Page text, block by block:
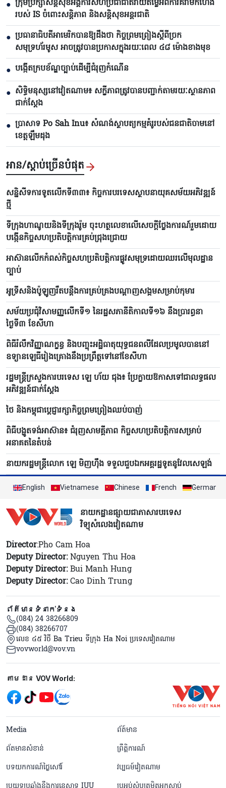
● ក្រុមប្រឹក្សាសន្តិសុខអង្គការសហប្រជាជាតិវាយតម្លៃអំពីការគំរាមកំហែង
របស់ IS ចំពោះសន្តិភាព និងសន្តិសុខអន្តរជាតិ
● ប្រធានាធិបតីអាមេរិកបាន​ឱ្យដឹងថា កិច្ចព្រមព្រៀងស្តីពីច្រក
សមុទ្រហ័រមូស អាចត្រូវបានប្រកាសក្នុងរយៈពេល ៤៨ ម៉ោងខាងមុខ
● បង្កើតក្របខ័ណ្ឌច្បាប់ដើម្បីជំរុញកំណើន
● សិទ្ធិមនុស្សនៅវៀតណាម៖ សក្ខីភាពត្រូវបានបញ្ជាក់តាមរយៈស្ថានភាព
ជាក់ស្តែង
● ប្រាសាទ Po Sah Inu៖ សំណង់ស្ថាបត្យកម្មគំរូរបស់ជនជាតិចាមនៅ
ខេត្តឡឹមដុង
អាន/ស្តាប់ច្រើនបំផុត
សន្និសីទការទូតលើកទី៣៣៖ កិច្ចការបរទេសស្ថាបនាយុគសម័យអភិវឌ្ឍន៍
ថ្មី
ទីក្រុងហាណូយនិងទីក្រុងរ៉ូម ចុះហត្ថលេខាលើសេចក្តីថ្លែងការណ៍រួមដោយ
បង្កើនកិច្ចសហប្រតិបត្តិការគ្រប់ជ្រុងជ្រោយ
អាស៊ានលើកកំពស់កិច្ចសហប្រតិបត្តិការផ្លូវសមុទ្រដោយឈរលើមុលដ្ឋាន
ច្បាប់
អូទ្រីសនិងប៉ូឡូញរឹតបន្តឹងការគ្រប់គ្រងបណ្តាញសង្គមសម្រាប់កុមារ
សម័យប្រជុំវិសាមញ្ញលើកទី១ នៃរដ្ឋសភានីតិកាលទី១៦ នឹងប្រារព្ធនា
ថ្ងៃទី៣ ខែសីហា
ពិធីរំលឹកវិញ្ញាណក្ខន្ធ និងបញ្ចុះអដ្ឋិធាតុយុទ្ធជនពលីដែលប្រមូលបាននៅ
ឧទ្យានឡេធីរៀងគ្រោងនឹងប្រព្រឹត្តទៅនៅខែសីហា
រដ្ឋមន្ត្រីក្រសួងការបរទេស ឡេ ហ័យ ជុង៖ ប្រែក្លាយឱកាសទៅជាលទ្ធផល
អភិវឌ្ឍន៍ជាក់ស្តែង
ថៃ និងកម្ពុជាប្តេជ្ញារក្សាកិច្ចព្រមព្រៀងឈប់បាញ់
ពិធីបង្ហូតទង់អាស៊ាន៖ ជំរុញសាមគ្គីភាព កិច្ចសហប្រតិបត្តិការសម្រាប់
អនាគតនៃតំបន់
នាយករដ្ឋមន្ត្រីលោក ឡេ មិញហ៊ឹង ទទួលជួបឯកអគ្គរដ្ឋទូតនូវែលសេឡង់
English Vietnamese Chinese French German
នាយកដ្ឋានផ្សាយជាភាសារបរទេស
វិទ្យុសំលេងវៀតណាម
Director:Pho Cam Hoa
Deputy Director:Nguyen Thu Hoa
Deputy Director:Bui Manh Hung
Deputy Director:Cao Dinh Trung
ព័ត៌មានទំនាក់ទំនង
(084) 24 38266809
(084) 38266707
លេខ ៤៥ វិថី Ba Trieu ទីក្រុង Ha Noi ប្រទេសវៀតណាម
vovworld@vov.vn
Mạng xã hội
តាមដាន VOV World:
menu footer tiếng Khmer
Media
ព័ត៍មាន
ព័តមានសំខាន់
ព្រឹត្តិការណ៍
បទយកការណ៍ថ្ងៃសៅរ៍
វប្បធម៍វៀតណាម